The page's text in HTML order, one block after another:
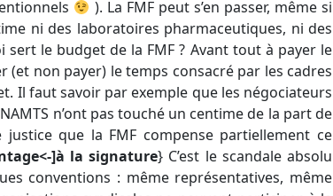
). La FMF peut s’en passer, même si
ni des laboratoires pharmaceutiques, ni des
le budget de la FMF ? Avant tout à payer le
(et non payer) le temps consacré par les cadres
Il faut savoir par exemple que les négociateurs
n’ont pas touché un centime de la part de
justice que la FMF compense partiellement ce
]à la signature} C’est le scandale absolu
conventions : même représentatives, même